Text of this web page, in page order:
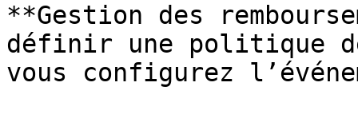
**Gestion des
définir une politique de
vous configurez